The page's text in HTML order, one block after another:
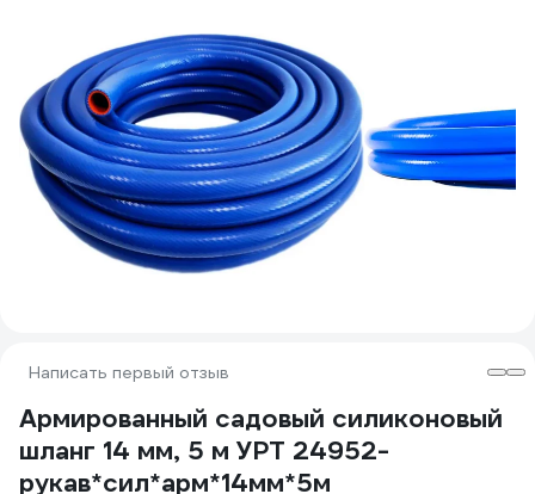
Написать первый отзыв
Армированный садовый силиконовый
шланг 14 мм, 5 м УРТ 24952-
рукав*сил*арм*14мм*5м